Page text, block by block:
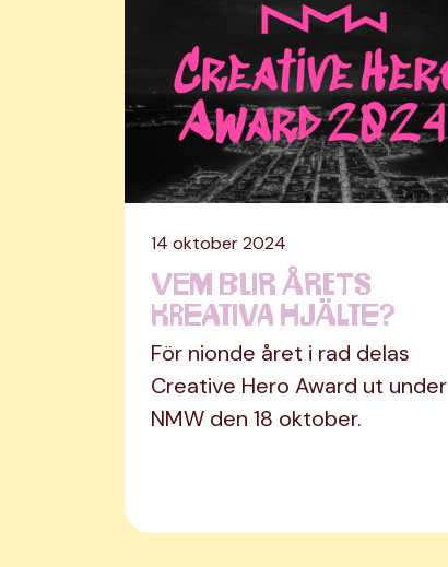
14 oktober 2024
Vem blir årets
kreativa hjälte?
För nionde året i rad delas
Creative Hero Award ut under
NMW den 18 oktober.